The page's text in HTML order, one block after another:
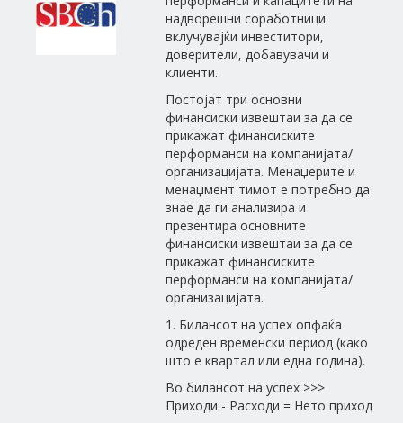
надворешни соработници
вклучувајќи инвеститори,
доверители, добавувачи и
клиенти.
Постојат три основни
финансиски извештаи за да се
прикажат финансиските
перформанси на компанијата/
организацијата. Менаџерите и
менаџмент тимот е потребно да
знае да ги анализира и
презентира основните
финансиски извештаи за да се
прикажат финансиските
перформанси на компанијата/
организацијата.
1. Билансот на успех опфаќа
одреден временски период (како
што е квартал или една година).
Во билансот на успех >>>
Приходи - Расходи = Нето приход